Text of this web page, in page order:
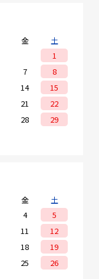
金
土
1
7
8
14
15
21
22
28
29
金
土
4
5
11
12
18
19
25
26